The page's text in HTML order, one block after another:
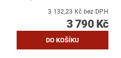
3 132,23 Kč bez DPH
3 790 Kč